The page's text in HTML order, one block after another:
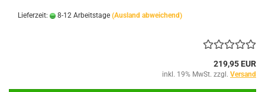
Lieferzeit: 8-12 Arbeitstage (Ausland abweichend)
219,95 EUR
inkl. 19% MwSt. zzgl. Versand